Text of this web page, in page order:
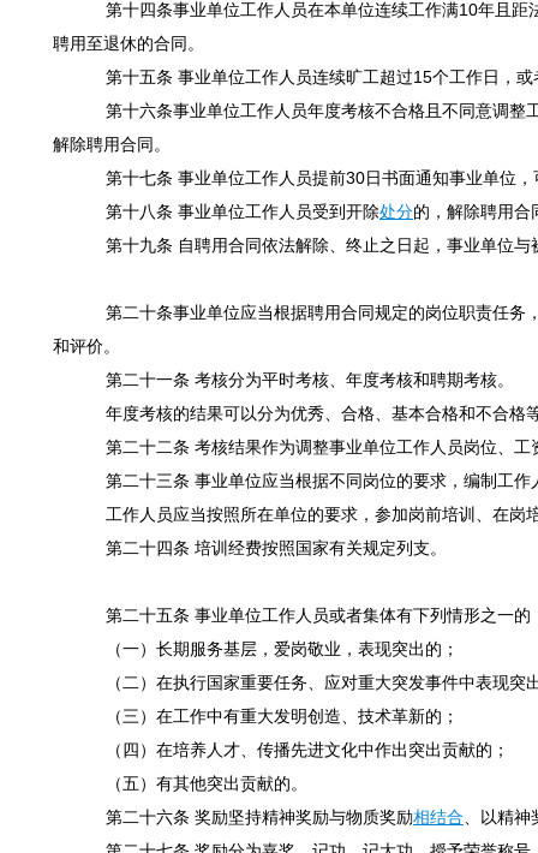
第十四条事业单位工作人员在本单位连续工作满10年且距
聘用至退休的合同。
第十五条 事业单位工作人员连续旷工超过15个工作日，
第十六条事业单位工作人员年度考核不合格且不同意调整
解除聘用合同。
第十七条 事业单位工作人员提前30日书面通知事业单位
第十八条 事业单位工作人员受到开除处分的，解除聘用合
第十九条 自聘用合同依法解除、终止之日起，事业单位与
第二十条事业单位应当根据聘用合同规定的岗位职责任务
和评价。
第二十一条 考核分为平时考核、年度考核和聘期考核。
年度考核的结果可以分为优秀、合格、基本合格和不合格
第二十二条 考核结果作为调整事业单位工作人员岗位、工
第二十三条 事业单位应当根据不同岗位的要求，编制工作
工作人员应当按照所在单位的要求，参加岗前培训、在岗
第二十四条 培训经费按照国家有关规定列支。
第二十五条 事业单位工作人员或者集体有下列情形之一的
（一）长期服务基层，爱岗敬业，表现突出的；
（二）在执行国家重要任务、应对重大突发事件中表现突
（三）在工作中有重大发明创造、技术革新的；
（四）在培养人才、传播先进文化中作出突出贡献的；
（五）有其他突出贡献的。
第二十六条 奖励坚持精神奖励与物质奖励相结合 、以精